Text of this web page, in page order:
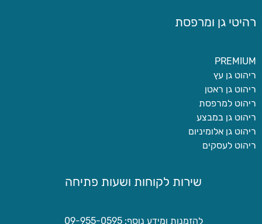
רהיטי גן ומרפסת
PREMIUM
ריהוט גן עץ
ריהוט גן ראטן
ריהוט למרפסת
ריהוט גן במבצע
ריהוט גן אלומיניום
ריהוט לעסקים
שירות לקוחות ושעות פתיחה
להזמנות ומידע נוסף: 09-955-0595